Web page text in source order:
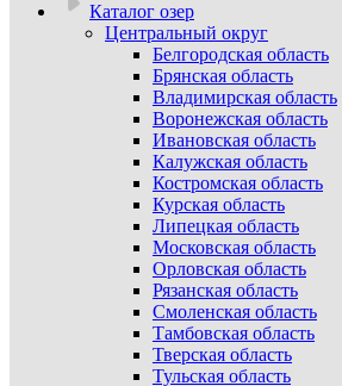
Каталог озер
Центральный округ
Белгородская область
Брянская область
Владимирская область
Воронежская область
Ивановская область
Калужская область
Костромская область
Курская область
Липецкая область
Московская область
Орловская область
Рязанская область
Смоленская область
Тамбовская область
Тверская область
Тульская область